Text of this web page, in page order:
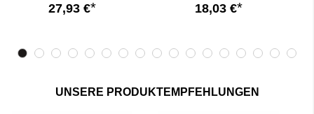
27,93 € 18,03 €
UNSERE PRODUKTEMPFEHLUNGEN